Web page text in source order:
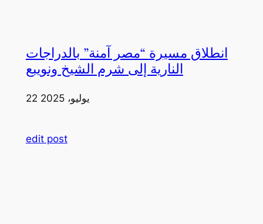
انطلاق مسيرة “مصر آمنة” بالدراجات
النارية إلى شرم الشيخ ونويبع
22 يوليو، 2025
edit post